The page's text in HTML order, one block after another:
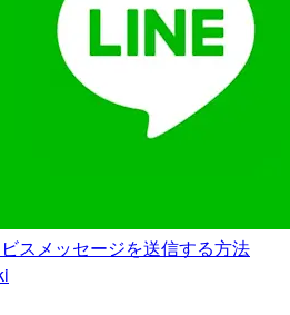
スメッセージを送信する方法